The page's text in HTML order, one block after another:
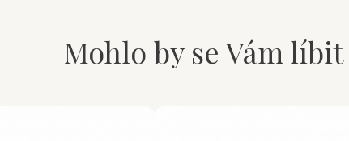
Mohlo by se Vám líbit